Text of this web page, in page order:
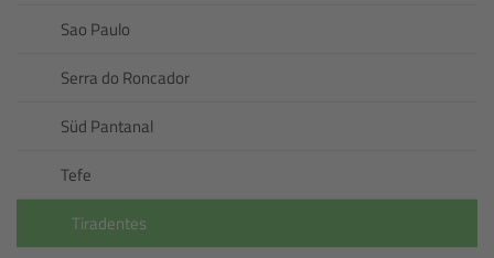
Sao Paulo
Serra do Roncador
Süd Pantanal
Tefe
Tiradentes